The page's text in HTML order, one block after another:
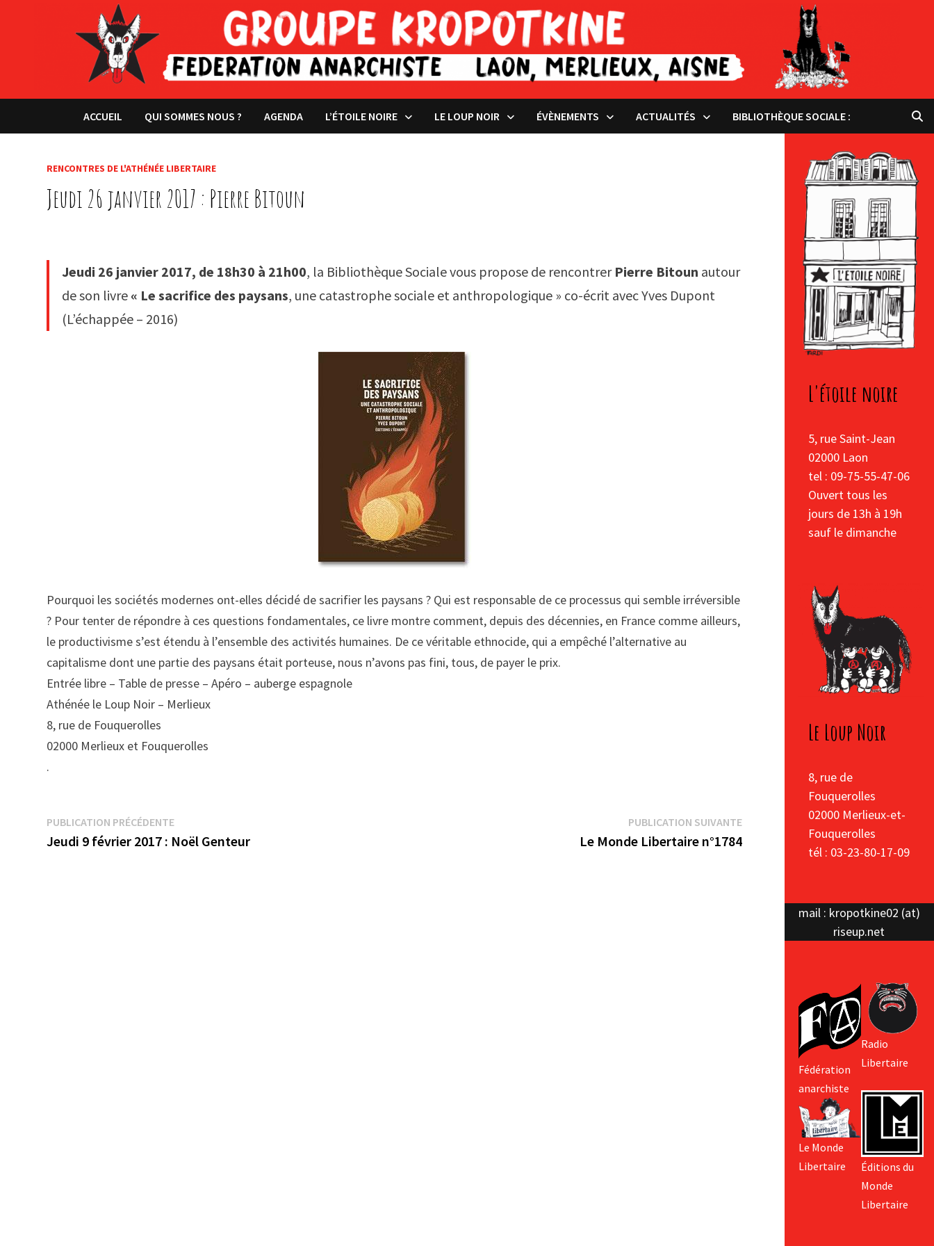
ACCUEIL QUI SOMMES NOUS ? AGENDA L’ÉTOILE NOIRE LE LOUP NOIR ÉVÈNEMENTS ACTUALITÉS BIBLIOTHÈQUE SOCIALE :
RENCONTRES DE L'ATHÉNÉE LIBERTAIRE
Jeudi 26 janvier 2017 : Pierre Bitoun
Jeudi 26 janvier 2017, de 18h30 à 21h00, la Bibliothèque Sociale vous propose de rencontrer Pierre Bitoun autour
de son livre « Le sacrifice des paysans, une catastrophe sociale et anthropologique » co-écrit avec Yves Dupont
(L’échappée – 2016)
Pourquoi les sociétés modernes ont-elles décidé de sacrifier les paysans ? Qui est responsable de ce processus qui semble irréversible
? Pour tenter de répondre à ces questions fondamentales, ce livre montre comment, depuis des décennies, en France comme ailleurs,
le productivisme s’est étendu à l’ensemble des activités humaines. De ce véritable ethnocide, qui a empêché l’alternative au
capitalisme dont une partie des paysans était porteuse, nous n’avons pas fini, tous, de payer le prix.
Entrée libre – Table de presse – Apéro – auberge espagnole
Athénée le Loup Noir – Merlieux
8, rue de Fouquerolles
02000 Merlieux et Fouquerolles
.
Navigation
de
PUBLICATION PRÉCÉDENTEPublication
précédente :
Jeudi 9 février 2017 : Noël Genteur
PUBLICATION SUIVANTEPublication
suivante :
Le Monde Libertaire n°1784
L'étoile noire
5, rue Saint-Jean
02000 Laon
tel : 09-75-55-47-06
Ouvert tous les
jours de 13h à 19h
sauf le dimanche
Le Loup Noir
8, rue de
Fouquerolles
02000 Merlieux-et-
Fouquerolles
tél : 03-23-80-17-09
mail : kropotkine02 (at)
riseup.net
Fédération
anarchiste
Le Monde
Libertaire
Radio
Libertaire
Éditions du
Monde
Libertaire